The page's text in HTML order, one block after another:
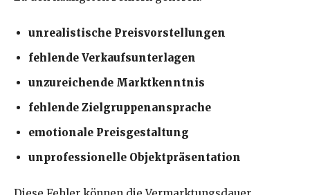
unrealistische Preisvorstellungen
fehlende Verkaufsunterlagen
unzureichende Marktkenntnis
fehlende Zielgruppenansprache
emotionale Preisgestaltung
unprofessionelle Objektpräsentation